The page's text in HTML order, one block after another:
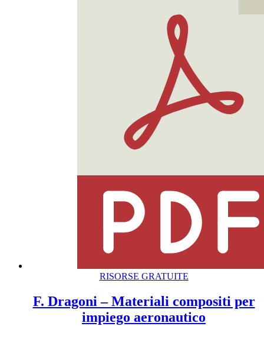
RISORSE GRATUITE
F. Dragoni – Materiali compositi per
impiego aeronautico